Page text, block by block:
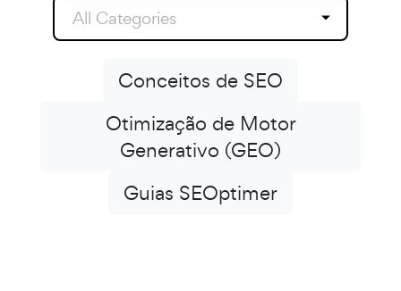
All Categories
Conceitos de SEO
Otimização de Motor
Generativo (GEO)
Guias SEOptimer